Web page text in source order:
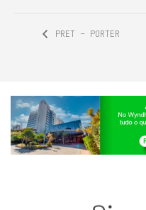
PRET – PORTER